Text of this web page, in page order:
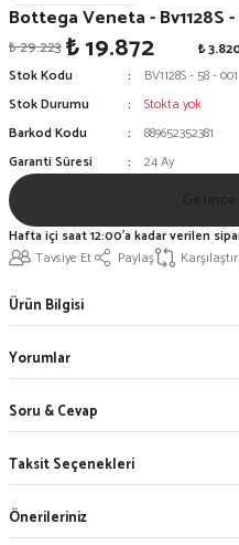
Bottega Veneta - Bv1128S
₺ 29.223₺ 19.872 ₺
Stok Kodu
BV1128S - 58 - 001
Stok Durumu
Stokta yok
Barkod Kodu
889652352381
Garanti Süresi
24 Ay
Tavsiye Et Paylaş Karşılaştır
Hafta içi saat 12:00'a kadar verilen
Ürün Bilgisi
Yorumlar
Soru & Cevap
Taksit Seçenekleri
Önerileriniz